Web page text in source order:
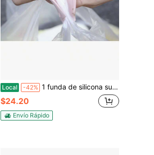
Local -42% 1 funda de silicona suave para asa de bolsa, agarre antipresión, ayuda para transportar cómodamente, soporte reutilizable para bolsas de la compra para artículos pesados.
$24.20
Envío Rápido